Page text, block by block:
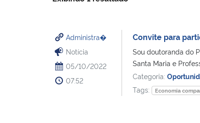
Administra�
Notícia
05/10/2022
07:52
Convite para
Sou doutoranda do
Santa Maria e
Categoria:
Tags:
Economia